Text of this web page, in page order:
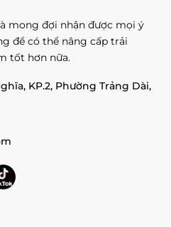
mong đợi nhận được mọi ý
để có thể nâng cấp trải
tốt hơn nữa.
KP.2, Phường Trảng Dài,